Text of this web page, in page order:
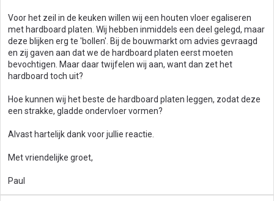
Voor het zeil in de keuken willen wij een houten vloer egaliseren
met hardboard platen. Wij hebben inmiddels een deel gelegd, maar
deze blijken erg te 'bollen'. Bij de bouwmarkt om advies gevraagd
en zij gaven aan dat we de hardboard platen eerst moeten
bevochtigen. Maar daar twijfelen wij aan, want dan zet het
hardboard toch uit?
Hoe kunnen wij het beste de hardboard platen leggen, zodat deze
een strakke, gladde ondervloer vormen?
Alvast hartelijk dank voor jullie reactie.
Met vriendelijke groet,
Paul